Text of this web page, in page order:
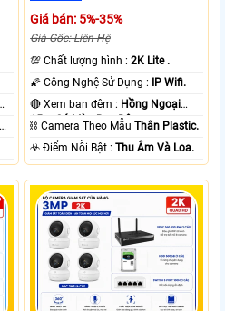
Giá bán: 5%-35%
Giá Gốc: Liên Hệ
💯 Chất lượng hình :2K Lite .
🌠 Công Nghệ Sử Dụng : IP Wifi.
🔴 Xem ban đêm : Hồng Ngoại
15m Có Màu Ban Ðêm.
⛓ Camera Theo MẫuThân Plastic.
️☣️ Điểm Nỗi Bật :Thu Âm Và Loa.